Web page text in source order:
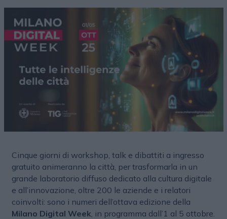
Cinque giorni di workshop, talk e dibattiti a ingresso
gratuito animeranno la città, per trasformarla in un
grande laboratorio diffuso dedicato alla cultura digitale
e all’innovazione, oltre 200 le aziende e i relatori
coinvolti: sono i numeri dell’ottava edizione della
Milano Digital Week , in programma dall’1 al 5 ottobre.